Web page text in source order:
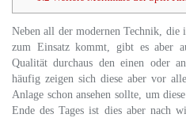
Neben all der modernen Technik,
zum Einsatz kommt, gibt es aber
Qualität durchaus den einen oder
häufig zeigen sich diese aber vor
Anlage schon ansehen sollte, um
Ende des Tages ist dies aber nach